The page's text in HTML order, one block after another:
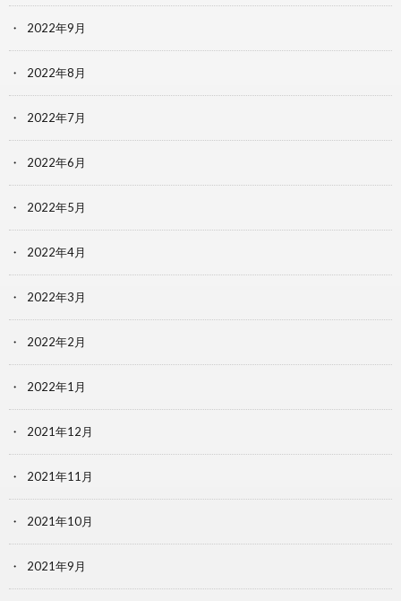
2022年9月
2022年8月
2022年7月
2022年6月
2022年5月
2022年4月
2022年3月
2022年2月
2022年1月
2021年12月
2021年11月
2021年10月
2021年9月